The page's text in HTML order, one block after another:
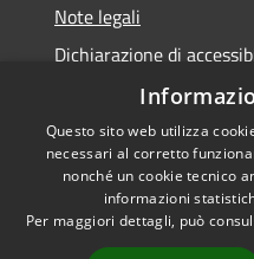
Note legali
Dichiarazione di
Accessibilità
Privacy
Questo sito web utilizza
necessari al corretto
nonché un cookie tecnico
informazioni
Per maggiori dettagli, può